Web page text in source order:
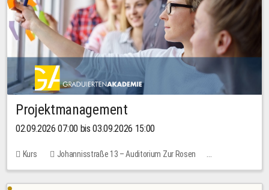
Projektmanagement
02.09.2026 07:00 bis 03.09.2026 15:00
Kurs
Johannisstraße 13 – Auditorium Zur Rosen
Keine freien Plätze
30,00 EUR